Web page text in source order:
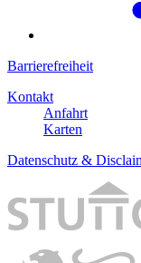
Barrierefreiheit
Kontakt
Anfahrt
Karten
Datenschutz &